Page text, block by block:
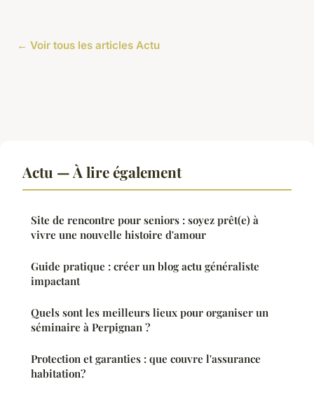
← Voir tous les articles Actu
Actu — À lire également
Site de rencontre pour seniors : soyez prêt(e) à
vivre une nouvelle histoire d'amour
Guide pratique : créer un blog actu généraliste
impactant
Quels sont les meilleurs lieux pour organiser un
séminaire à Perpignan ?
Protection et garanties : que couvre l'assurance
habitation?